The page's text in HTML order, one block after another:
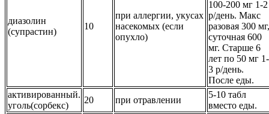
диазолин
(супрастин)
10
при аллергии, укусах
насекомых (если
опухло)
100-200 мг 1-2
р/день. Макс
разовая 300 мг,
суточная 600
мг. Старше 6
лет по 50 мг 1-
3 р/день.
После еды.
активированный.
уголь(сорбекс)
20 при отравлении
5-10 табл
вместо еды.